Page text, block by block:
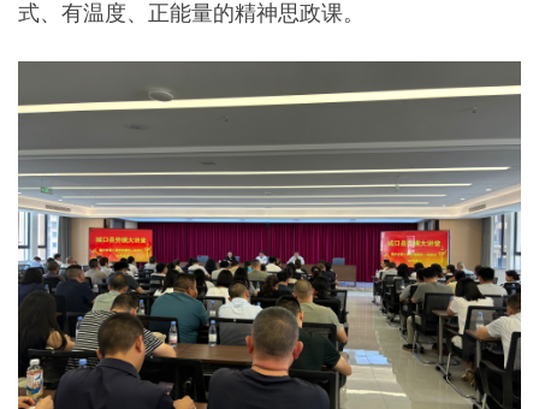
式、有温度、正能量的精神思政课。